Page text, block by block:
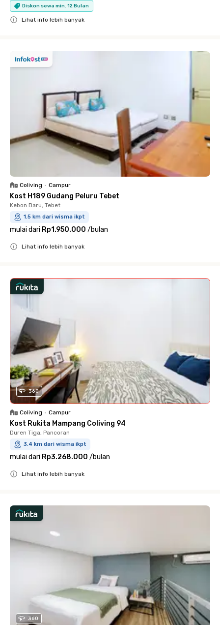
Diskon sewa min. 12 Bulan
Lihat info lebih banyak
Coliving • Campur
Kost H189 Gudang Peluru Tebet
Kebon Baru, Tebet
1.5 km dari wisma ikpt
mulai dari Rp1.950.000 /bulan
Lihat info lebih banyak
360
Coliving • Campur
Kost Rukita Mampang Coliving 94
Duren Tiga, Pancoran
3.4 km dari wisma ikpt
mulai dari Rp3.268.000 /bulan
Lihat info lebih banyak
360